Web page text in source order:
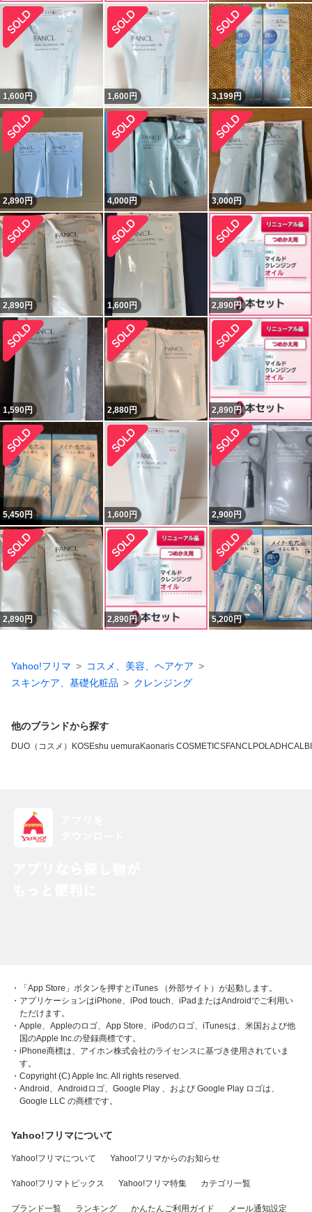
1,600円 1,600円 3,199円
2,890円 4,000円 3,000円
2,890円 1,600円 2,890 円
1,590円 2,880円 2,890 円
5,450円 1,600円 2,900円
2,890円 2,890 円 5,200円
Yahoo!フリマ
コスメ、美容、ヘアケア
スキンケア、基礎化粧品
クレンジング
他のブランドから探す
DUO（コスメ） KOSEshu uemuraKaonaris COSMETICSFANCLPOLADHC
・「App Store」ボタンを押すとiTunes （外部サイト）が起動します。
・アプリケーションはiPhone、iPod touch、iPadまたはAndroidでご利用い
ただけます。
・Apple、Appleのロゴ、App Store、iPodのロゴ、iTunesは、米国および他
国のApple Inc.の登録商標です。
・iPhone商標は、アイホン株式会社のライセンスに基づき使用されていま
す。
・Copyright (C) Apple Inc. All rights reserved.
・Android、Androidロゴ、Google Play 、および Google Play ロゴは、
Google LLC の商標です。
Yahoo!フリマについて
Yahoo!フリマについて Yahoo!フリマからのお知らせ
Yahoo!フリマトピックス Yahoo!フリマ特集 カテゴリ一覧
ブランド一覧 ランキング かんたんご利用ガイド メール通知設定